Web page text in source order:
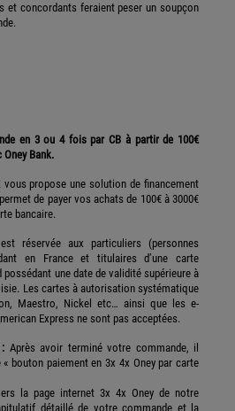
et concordants feraient peser un soupçon
en 3 ou 4 fois par CB à partir de 100€
Oney Bank.
vous propose une solution de financement
de payer vos achats de 100€ à 3000€
bancaire.
réservée aux particuliers (personnes
en France et titulaires d’une carte
possédant une date de validité supérieure à
Les cartes à autorisation systématique
Maestro, Nickel etc… ainsi que les e-
Express ne sont pas acceptées.
Après avoir terminé votre commande, il
bouton paiement en 3x 4x Oney par carte
la page internet 3x 4x Oney de notre
détaillé de votre commande et la